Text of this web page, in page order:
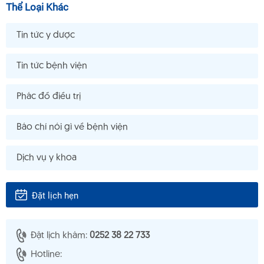
Thể Loại Khác
Tin tức y dược
Tin tức bệnh viện
Phác đồ điều trị
Báo chí nói gì về bệnh viện
Dịch vụ y khoa
Đặt lịch hẹn
Đặt lịch khám: 0252 38 22 733
Hotline: